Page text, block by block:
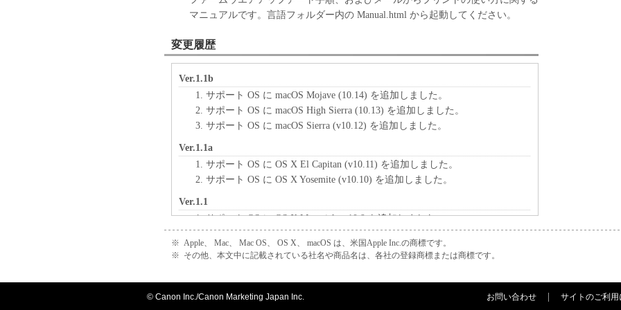
マニュアルです。言語フォルダー内の Manual.html から起動してください。
変更履歴
Ver.1.1b
サポート OS に macOS Mojave (10.14) を追加しました。
サポート OS に macOS High Sierra (10.13) を追加しました。
サポート OS に macOS Sierra (v10.12) を追加しました。
Ver.1.1a
サポート OS に OS X El Capitan (v10.11) を追加しました。
サポート OS に OS X Yosemite (v10.10) を追加しました。
Ver.1.1
サポート OS に OS X Mavericks v10.9 を追加しました。
[マニュアル]
トラブルシューティングを改訂しました。
メンテナンス中の動作音を低減しました。
※ Apple、 Mac、 Mac OS、 OS X、 macOS は、米国Apple Inc.の商標です。
※ その他、本文中に記載されている社名や商品名は、各社の登録商標または商標です。
お問い合わせ サイトのご利用
© Canon Inc./Canon Marketing Japan Inc.